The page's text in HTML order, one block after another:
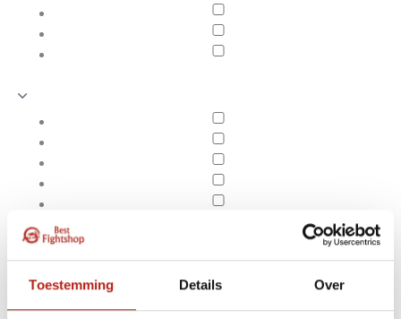
Toestemming Details Over